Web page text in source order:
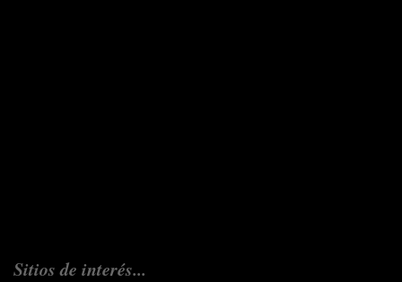
Sitios de interés...